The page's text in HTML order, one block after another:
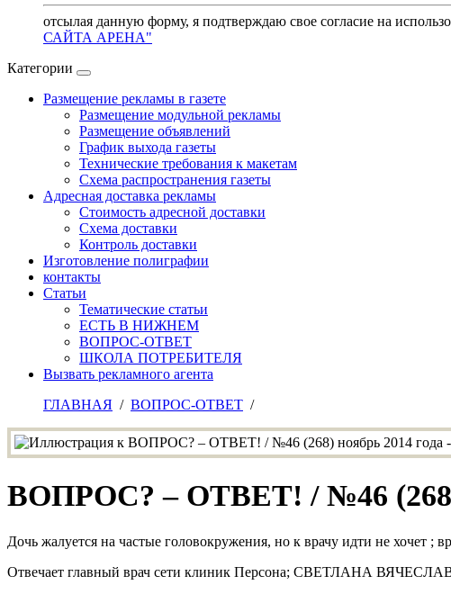
отсылая данную форму, я подтверждаю свое согласие на
САЙТА АРЕНА"
Категории
Размещение рекламы в газете
Размещение модульной рекламы
Размещение объявлений
График выхода газеты
Технические требования к макетам
Схема распространения газеты
Адресная доставка рекламы
Стоимость адресной доставки
Схема доставки
Контроль доставки
Изготовление полиграфии
контакты
Статьи
Тематические статьи
ЕСТЬ В НИЖНЕМ
ВОПРОС-ОТВЕТ
ШКОЛА ПОТРЕБИТЕЛЯ
Вызвать рекламного агента
ГЛАВНАЯ / ВОПРОС-ОТВЕТ /
ВОПРОС? – ОТВЕТ! / №46 (268)
Дочь жалуется на частые головокружения, но к врачу идти не хочет
Отвечает главный врач сети клиник Персона; СВЕТЛАНА